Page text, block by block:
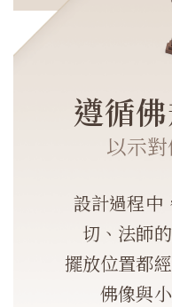
遵循
以示
設計過程中
切、法師
擺放位置都
佛像與